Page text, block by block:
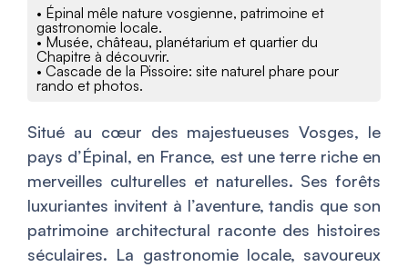
• Épinal mêle nature vosgienne, patrimoine et
gastronomie locale.
• Musée, château, planétarium et quartier du
Chapitre à découvrir.
• Cascade de la Pissoire: site naturel phare pour
rando et photos.
Situé au cœur des majestueuses Vosges, le
pays d’Épinal, en France, est une terre riche en
merveilles culturelles et naturelles. Ses forêts
luxuriantes invitent à l’aventure, tandis que son
patrimoine architectural raconte des histoires
séculaires. La gastronomie locale, savoureux